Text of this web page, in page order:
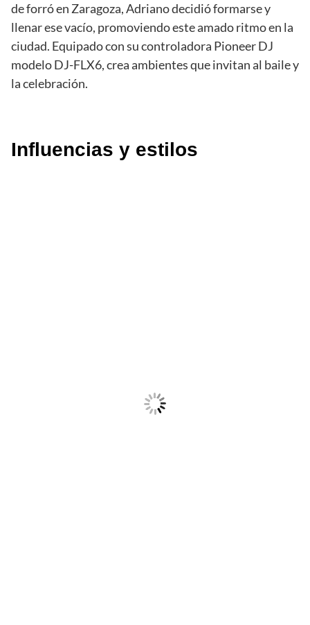
de forró en Zaragoza, Adriano decidió formarse y
llenar ese vacío, promoviendo este amado ritmo en la
ciudad. Equipado con su controladora Pioneer DJ
modelo DJ-FLX6, crea ambientes que invitan al baile y
la celebración.
Influencias y estilos